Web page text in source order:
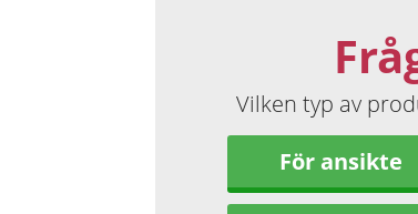
Vilken typ av
För ansikte